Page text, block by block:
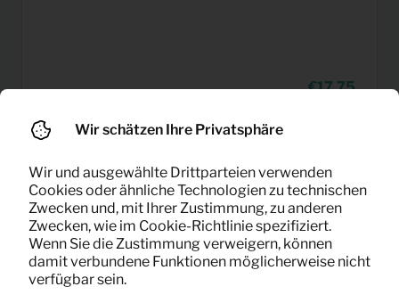
17,75
Wir schätzen Ihre Privatsphäre
Wir und ausgewählte Drittparteien verwenden
Cookies oder ähnliche Technologien zu technischen
Zwecken und, mit Ihrer Zustimmung, zu anderen
Zwecken, wie im Cookie-Richtlinie spezifiziert.
Wenn Sie die Zustimmung verweigern, können
damit verbundene Funktionen möglicherweise nicht
verfügbar sein.